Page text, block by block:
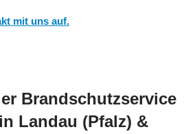
mit uns auf.
Brandschutzservice
Landau (Pfalz) &